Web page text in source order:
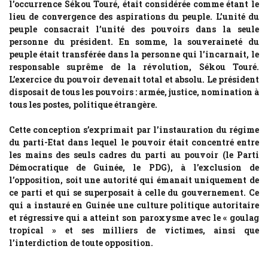
l’occurrence Sékou Touré, était considérée comme étant le
lieu de convergence des aspirations du peuple. L’unité du
peuple consacrait l’unité des pouvoirs dans la seule
personne du président. En somme, la souveraineté du
peuple était transférée dans la personne qui l’incarnait, le
responsable suprême de la révolution, Sékou Touré.
L’exercice du pouvoir devenait total et absolu. Le président
disposait de tous les pouvoirs : armée, justice, nomination à
tous les postes, politique étrangère.
Cette conception s’exprimait par l’instauration du régime
du parti-Etat dans lequel le pouvoir était concentré entre
les mains des seuls cadres du parti au pouvoir (le Parti
Démocratique de Guinée, le PDG), à l’exclusion de
l’opposition, soit une autorité qui émanait uniquement de
ce parti et qui se superposait à celle du gouvernement. Ce
qui a instauré en Guinée une culture politique autoritaire
et régressive qui a atteint son paroxysme avec le « goulag
tropical » et ses milliers de victimes, ainsi que
l’interdiction de toute opposition.